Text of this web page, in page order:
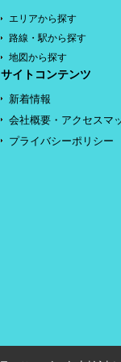
エリアから探す
路線・駅から探す
地図から探す
サイトコンテンツ
新着情報
会社概要・アクセスマ
プライバシーポリシー